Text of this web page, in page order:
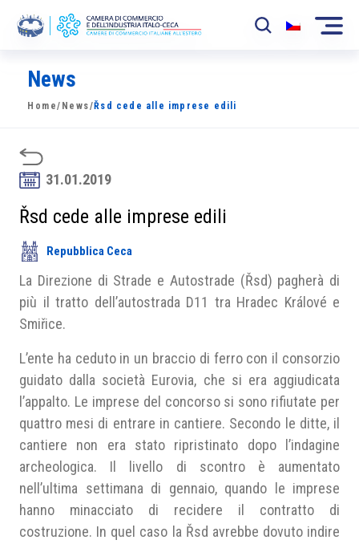
La Camera
News
Eventi
Sviluppo Mercato
Soci
Partner
Progetti
News
Home/ News/Řsd cede alle imprese edili
31.01.2019
Řsd cede alle imprese edili
Repubblica Ceca
La Direzione di Strade e Autostrade (Řsd) pagherà di
più il tratto dell’autostrada D11 tra Hradec Králové e
Smiřice.
L’ente ha ceduto in un braccio di ferro con il consorzio
guidato dalla società Eurovia, che si era aggiudicata
l’appalto. Le imprese del concorso si sono rifiutate per
quattro mesi di entrare in cantiere. Secondo le ditte, il
cantiere non era stato ripristinato dopo l’indagine
archeologica. Il livello di scontro è aumentato
nell’ultima settimana di gennaio, quando le imprese
hanno minacciato di recidere il contratto di
costruzione. In quel caso la Řsd avrebbe dovuto indire